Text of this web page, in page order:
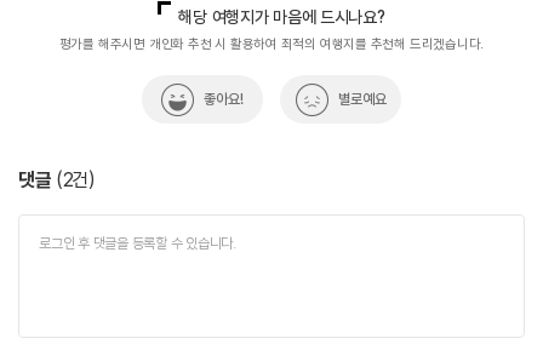
열린관광콘텐츠팀(열린관광-모두의여행)
033-738-3425
해당 여행지가 마음에 드시나요?
평가를 해주시면 개인화 추천 시 활용하여 최적의 여행지를 추천해 드리겠습니다.
좋아요! 별로예요
댓글 (2건)